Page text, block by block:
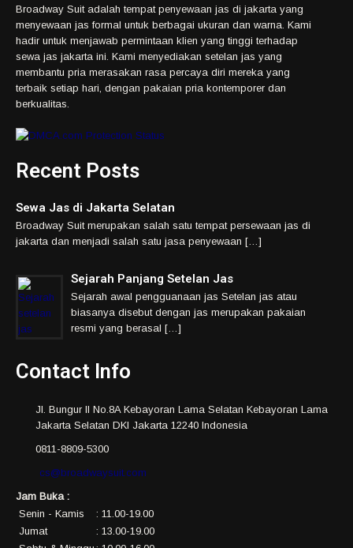
Broadway Suit adalah tempat penyewaan jas di jakarta yang
menyewaan jas formal untuk berbagai ukuran dan warna. Kami
hadir untuk menjawab permintaan klien yang tinggi terhadap
sewa jas jakarta ini. Kami menyediakan setelan jas yang
membantu pria merasakan rasa percaya diri mereka yang
terbaik setiap hari, dengan pakaian pria kontemporer dan
berkualitas.
Recent Posts
Sewa Jas di Jakarta Selatan
Broadway Suit merupakan salah satu tempat persewaan jas di
jakarta dan menjadi salah satu jasa penyewaan […]
Sejarah Panjang Setelan Jas
Sejarah awal pengguanaan jas Setelan jas atau
biasanya disebut dengan jas merupakan pakaian
resmi yang berasal […]
Contact Info
Jl. Bungur II No.8A Kebayoran Lama Selatan Kebayoran Lama
Jakarta Selatan DKI Jakarta 12240 Indonesia
0811-8809-5300
cs@broadwaysuit.com
Jam Buka :
Senin - Kamis
: 11.00-19.00
Jumat
: 13.00-19.00